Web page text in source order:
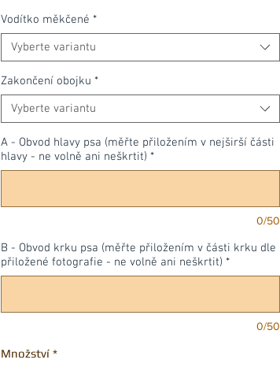
Vodítko měkčené *
Vyberte variantu
Zakončení obojku *
Vyberte variantu
A - Obvod hlavy psa (měřte přiložením v nejširší části
hlavy - ne volně ani neškrtit) *
0/50
B - Obvod krku psa (měřte přiložením v části krku dle
přiložené fotografie - ne volně ani neškrtit) *
0/50
Množství *